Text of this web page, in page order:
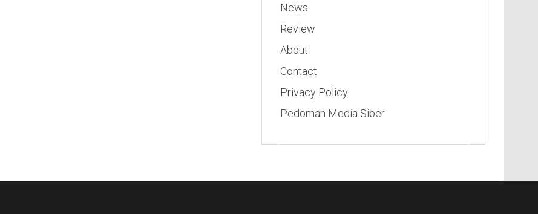
News
Review
About
Contact
Privacy Policy
Pedoman Media Siber